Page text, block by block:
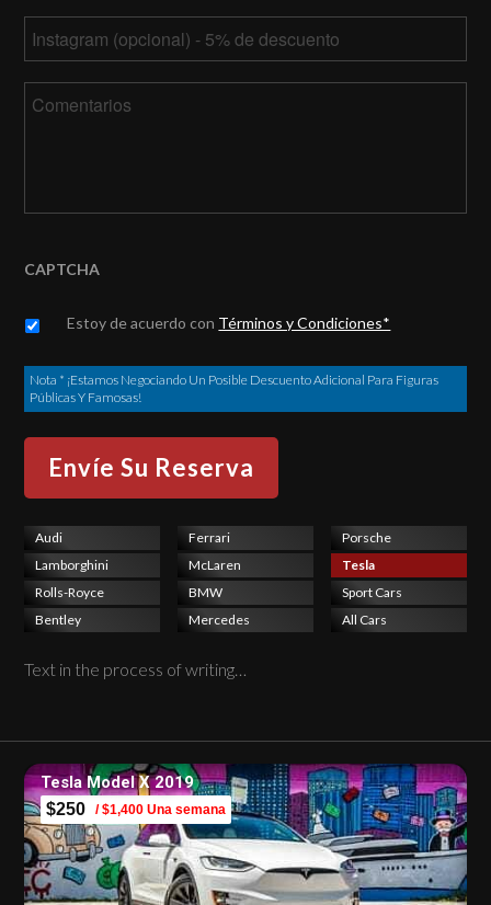
barra
AAAA
barra
barra
AAAA
Instagram
CAPTCHA
Untitled *
Estoy de acuerdo con Términos y Condiciones*
Nota * ¡Estamos Negociando Un Posible Descuento Adicional Para Figuras
Públicas Y Famosas!
Audi
Lamborghini
Rolls-Royce
Bentley
Ferrari
McLaren
BMW
Mercedes
Porsche
Tesla
Sport Cars
All Cars
Text in the process of writing…
Tesla Model X 2019
$250 / $1,400 Una semana